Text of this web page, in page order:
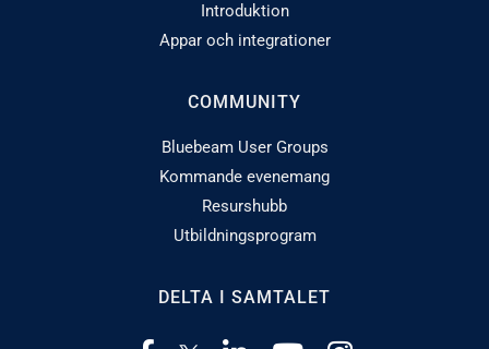
Introduktion
Appar och integrationer
COMMUNITY
Bluebeam User Groups
Kommande evenemang
Resurshubb
Utbildningsprogram
DELTA I SAMTALET